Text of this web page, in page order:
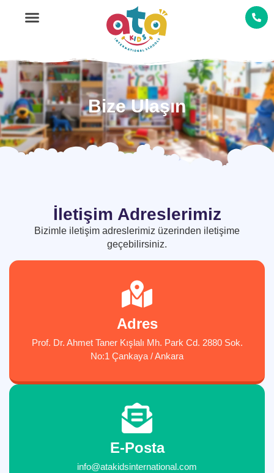
Bize Ulaşın
İletişim Adreslerimiz
Bizimle iletişim adreslerimiz üzerinden iletişime
geçebilirsiniz.
Adres
Prof. Dr. Ahmet Taner Kışlalı Mh. Park Cd. 2880 Sok.
No:1 Çankaya / Ankara
E-Posta
info@atakidsinternational.com